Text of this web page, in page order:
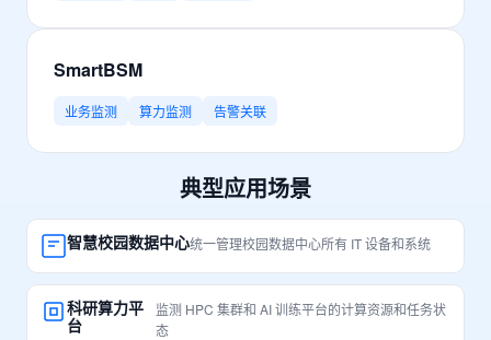
SmartBSM
业务监测 算力监测 告警关联
典型应用场景
智慧校园数据中心统一管理校园数据中心所有 IT 设备和系统
科研算力平
台
监测 HPC 集群和 AI 训练平台的计算资源和任务状
态